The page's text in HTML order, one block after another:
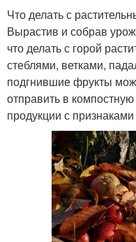
Что делать с
Вырастив и собрав
что делать с горой
стеблями, ветками,
подгнившие фрукты
отправить в
продукции с